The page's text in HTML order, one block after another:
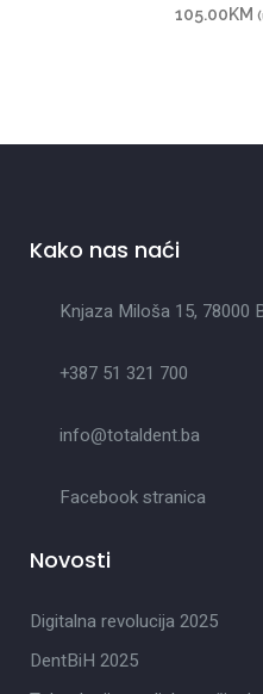
105.00KM
Kako nas naći
Knjaza Miloša 15, 78000
+387 51 321 700
info@totaldent.ba
Facebook stranica
Novosti
Digitalna revolucija 2025
DentBiH 2025